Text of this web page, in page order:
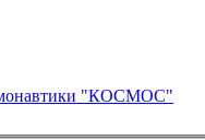
"КОСМОС"